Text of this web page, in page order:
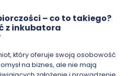
– co to takiego?
z inkubatora
który oferuje swoją osobowość
na biznes, ale nie mają